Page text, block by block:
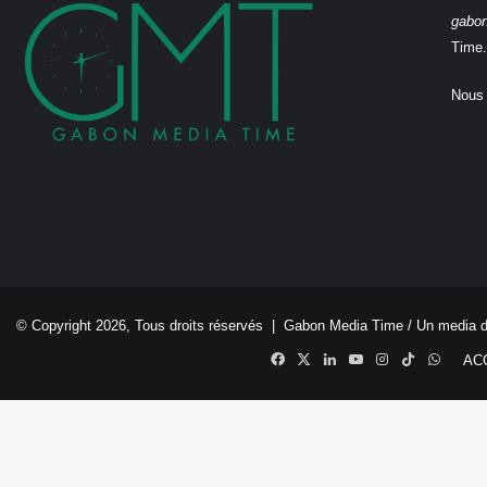
Time.
© Copyright 2026, Tous droits réservés | Gabon Media Time / Un media
Facebook
X LinkedinYouTubeInstagram
TikTok